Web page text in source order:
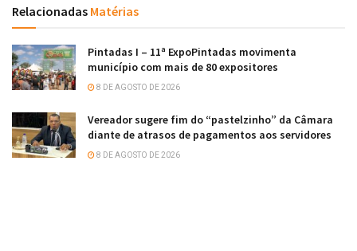
Relacionadas Matérias
Pintadas I – 11ª ExpoPintadas movimenta
município com mais de 80 expositores
8 DE AGOSTO DE 2026
Vereador sugere fim do “pastelzinho” da Câmara
diante de atrasos de pagamentos aos servidores
8 DE AGOSTO DE 2026